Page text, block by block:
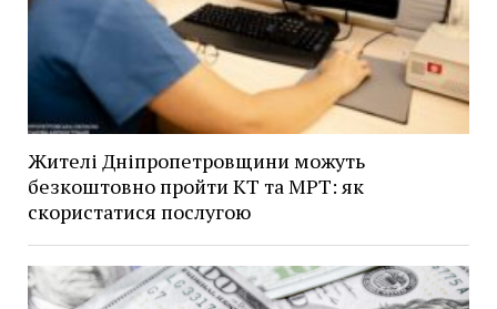
Жителі Дніпропетровщини можуть
безкоштовно пройти КТ та МРТ: як
скористатися послугою